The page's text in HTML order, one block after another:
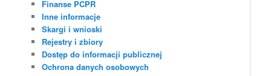
Finanse PCPR
Inne informacje
Skargi i wnioski
Rejestry i zbiory
Dostęp do informacji publicznej
Ochrona danych osobowych